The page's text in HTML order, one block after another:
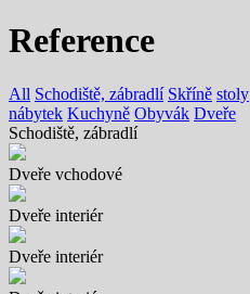
Reference
All Schodiště, zábradlí Skříně stoly
nábytek Kuchyně Obyvák Dveře
Schodiště, zábradlí
Dveře vchodové
Dveře interiér
Dveře interiér